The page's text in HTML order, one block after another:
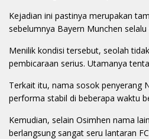
Kejadian ini pastinya merupakan
sebelumnya Bayern Munchen
Menilik kondisi tersebut, seolah
pembicaraan serius. Utamanya
Terkait itu, nama sosok penyerang
performa stabil di beberapa waktu
Kemudian, selain Osimhen nama
berlangsung sangat seru lantaran